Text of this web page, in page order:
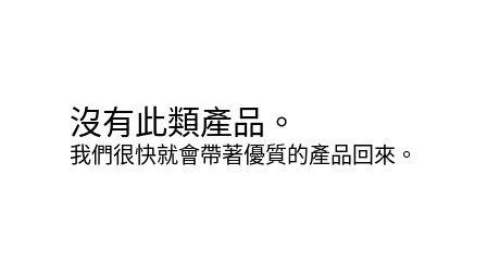
沒有此類產品。
我們很快就會帶著優質的產品回來。